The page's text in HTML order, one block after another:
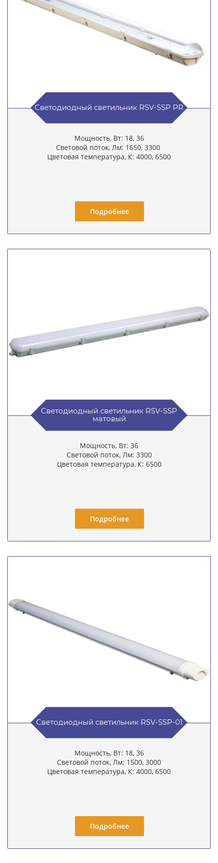
Светодиодный светильник RSV-SSP PR
Мощность, Вт: 18, 36
Световой поток, Лм: 1650, 3300
Цветовая температура, К: 4000, 6500
Подробнее
Светодиодный светильник RSV-SSP
матовый
Мощность, Вт: 36
Световой поток, Лм: 3300
Цветовая температура, К: 6500
Подробнее
Светодиодный светильник RSV-SSP-01
Мощность, Вт: 18, 36
Световой поток, Лм: 1500, 3000
Цветовая температура, К: 4000, 6500
Подробнее